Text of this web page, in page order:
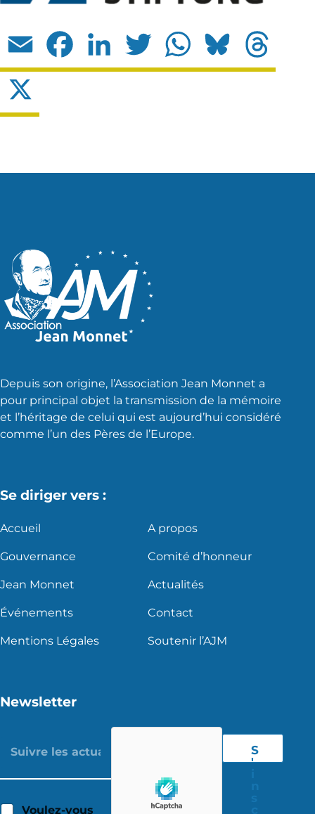
Email Facebook LinkedIn Twitter WhatsApp Bluesky
Depuis son origine, l’Association Jean Monnet a
pour principal objet la transmission de la mémoire
et l’héritage de celui qui est aujourd’hui considéré
comme l’un des Pères de l’Europe.
Se diriger vers :
Accueil A propos
Gouvernance Comité d’honneur
Jean Monnet Actualités
Événements Contact
Mentions Légales Soutenir l’AJM
Newsletter
Voulez-vous
S
'